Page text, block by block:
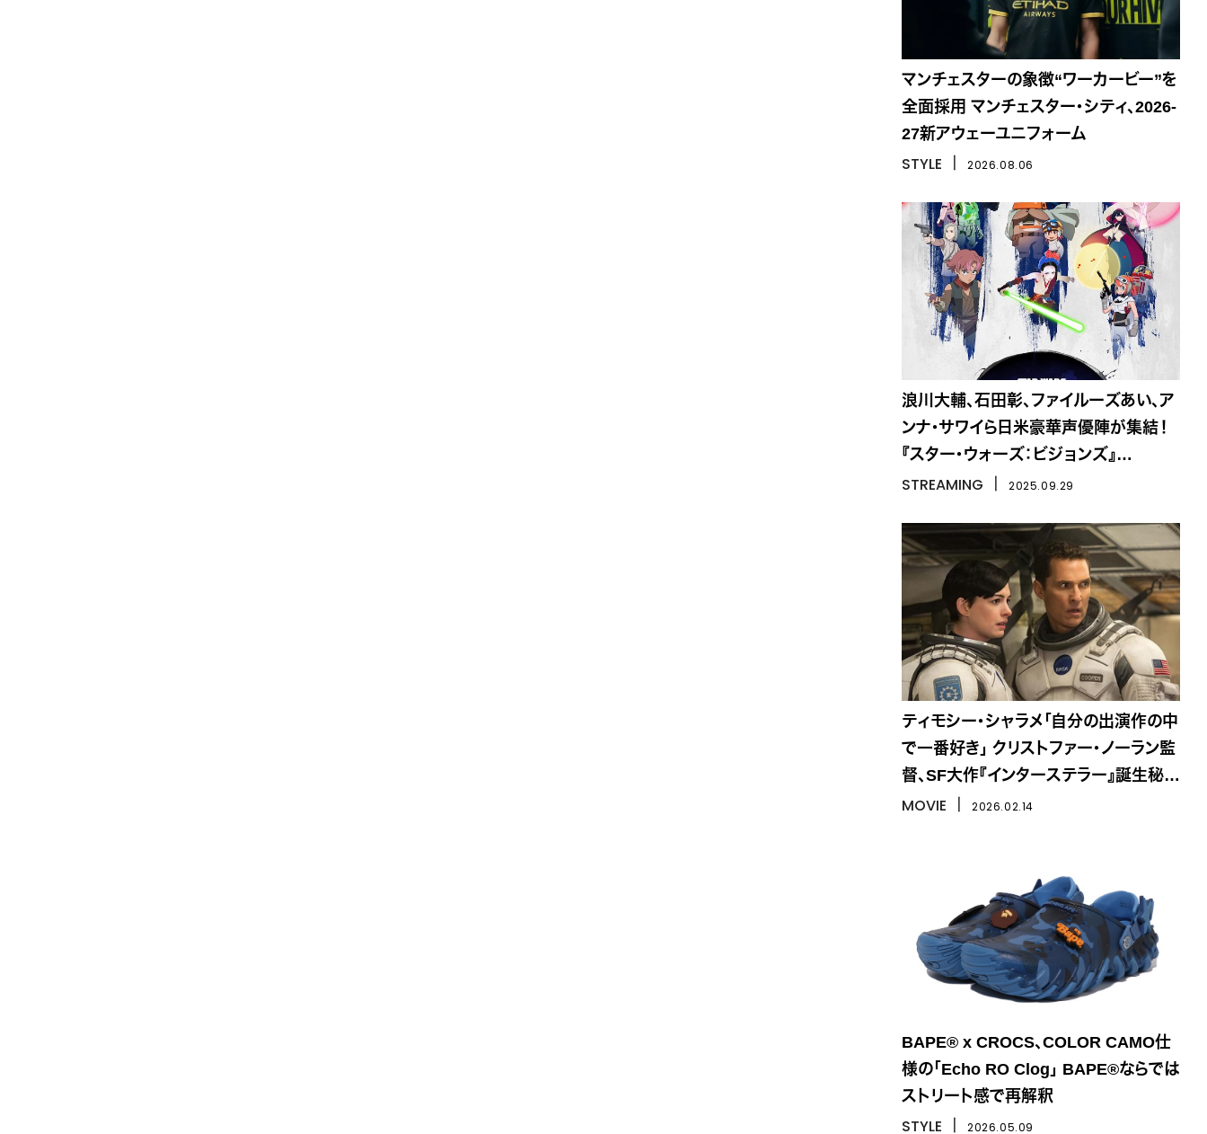
マンチェスターの象徴“ワーカービー”を
全面採用 マンチェスター・シティ、2026-
27新アウェーユニフォーム
STYLE 2026.08.06
浪川大輔、石田彰、ファイルーズあい、ア
ンナ・サワイら日米豪華声優陣が集結！
『スター・ウォーズ：ビジョンズ』
Volume3
STREAMING 2025.09.29
ティモシー・シャラメ「自分の出演作の中
で一番好き」 クリストファー・ノーラン監
督、SF大作『インターステラー』誕生秘話
を語る
MOVIE 2026.02.14
BAPE® x CROCS、COLOR CAMO仕
様の「Echo RO Clog」 BAPE®ならでは
ストリート感で再解釈
STYLE 2026.05.09